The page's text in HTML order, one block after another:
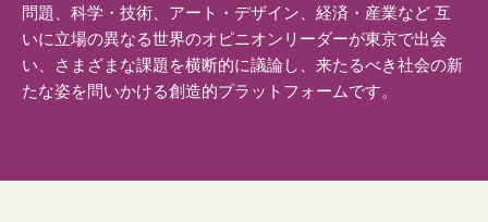
問題、科学・技術、アート・デザイン、経済・産業など 互
いに立場の異なる世界のオピニオンリーダーが東京で出会
い、さまざまな課題を横断的に議論し、来たるべき社会の新
たな姿を問いかける創造的プラットフォームです。